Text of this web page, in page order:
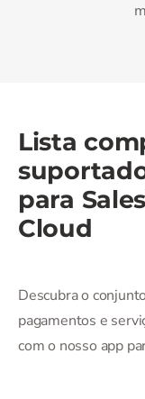
Lista
para
Cloud
Descubra o
pagamentos e
com o nosso app